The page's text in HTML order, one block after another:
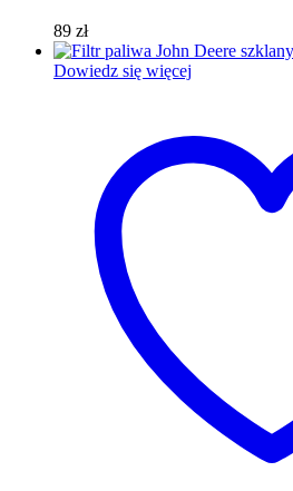
89 zł
Dowiedz się więcej